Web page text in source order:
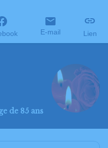
E-mail Lien
de 85 ans